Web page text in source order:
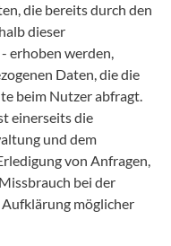
die bereits durch den
dieser
erhoben werden,
Daten, die die
beim Nutzer abfragt.
einerseits die
und dem
von Anfragen,
bei der
möglicher